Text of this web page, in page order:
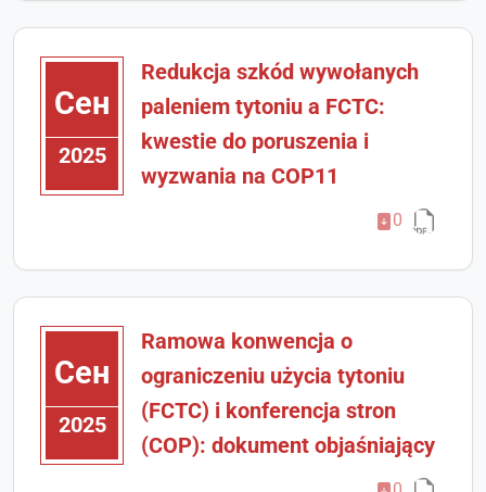
Сен
2025
Redukcja szkód wywołanych
paleniem tytoniu a FCTC:
kwestie do poruszenia i
wyzwania na COP11
0
Сен
2025
Ramowa konwencja o
ograniczeniu użycia tytoniu
(FCTC) i konferencja stron
(COP): dokument objaśniający